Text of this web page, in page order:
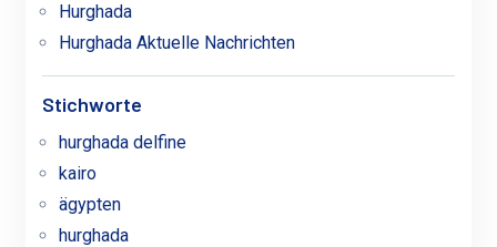
Hurghada
Hurghada Aktuelle Nachrichten
Stichworte
hurghada delfine
kairo
ägypten
hurghada